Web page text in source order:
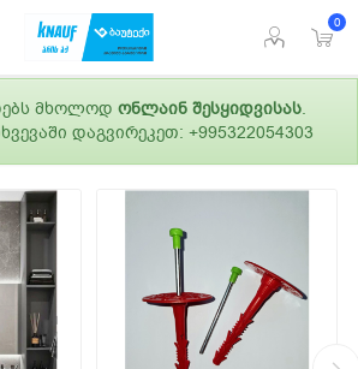
0
მხოლოდ ონლაინ შესყიდვისას.
დაგვირეკეთ: +995322054303